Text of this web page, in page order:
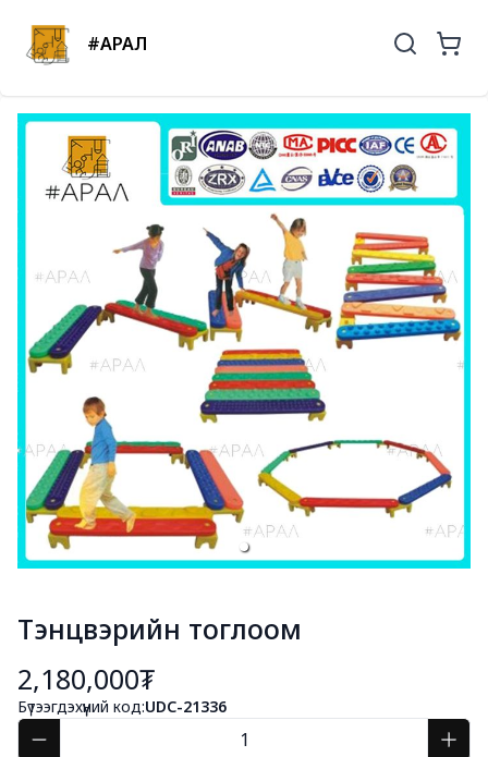
#АРАЛ
Тэнцвэрийн тоглоом
2,180,000₮
Бүтээгдэхүүний код:UDC-21336